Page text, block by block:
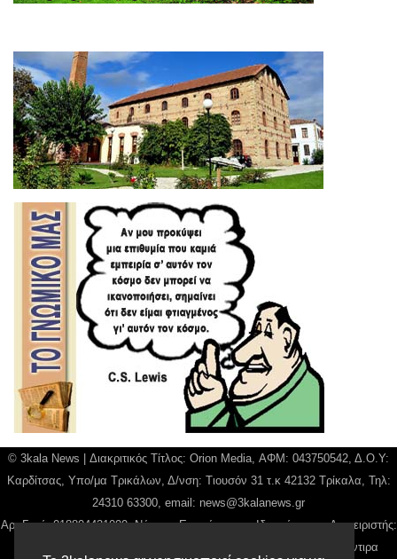
© 3kala News | Διακριτικός Τίτλος: Orion Media, ΑΦΜ: 043750542, Δ.Ο.Υ:
Καρδίτσας, Υπο/μα Τρικάλων, Δ/νση: Τιουσόν 31 τ.κ 42132 Τρίκαλα, Τηλ:
24310 63300, email: news@3kalanews.gr
Αρ. Γεμή: 018804431000, Νόμιμος Εκπρόσωπος, Ιδιοκτήτης και Διαχειριστής:
Παναγιώτης Φιλίππου, Διευθύντρια: Γιαννουσά Βασιλική, Διευθύντιρα